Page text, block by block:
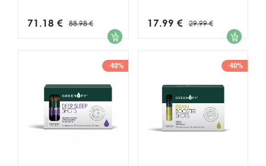
71.18 € 88.98 € 1 17.99 € 29.99 € 1
-40% -40%